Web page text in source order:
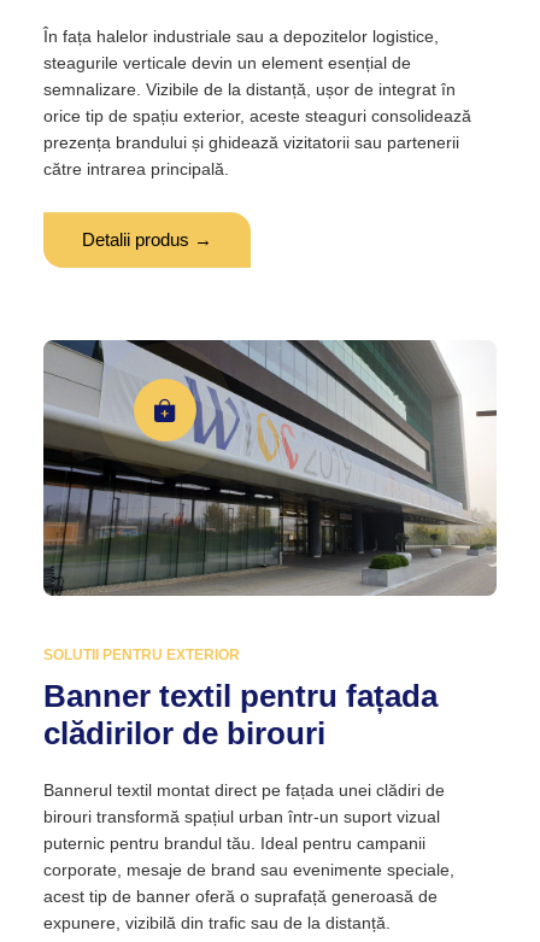
În fața halelor industriale sau a depozitelor logistice,
steagurile verticale devin un element esențial de
semnalizare. Vizibile de la distanță, ușor de integrat în
orice tip de spațiu exterior, aceste steaguri consolidează
prezența brandului și ghidează vizitatorii sau partenerii
către intrarea principală.
Detalii produs →
SOLUTII PENTRU EXTERIOR
Banner textil pentru fațada
clădirilor de birouri
Bannerul textil montat direct pe fațada unei clădiri de
birouri transformă spațiul urban într-un suport vizual
puternic pentru brandul tău. Ideal pentru campanii
corporate, mesaje de brand sau evenimente speciale,
acest tip de banner oferă o suprafață generoasă de
expunere, vizibilă din trafic sau de la distanță.